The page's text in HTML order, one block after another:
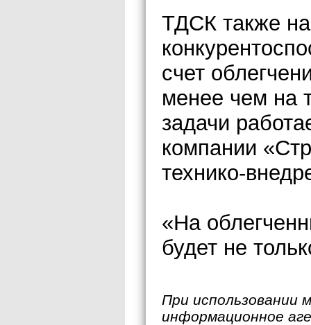
ТДСК также
счет
менее чем на
задачи
компании
технико-
«На
будет не
При использовании
информационное